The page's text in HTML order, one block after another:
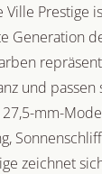
Ville Prestige
Generation
und
mm-
zeichnet